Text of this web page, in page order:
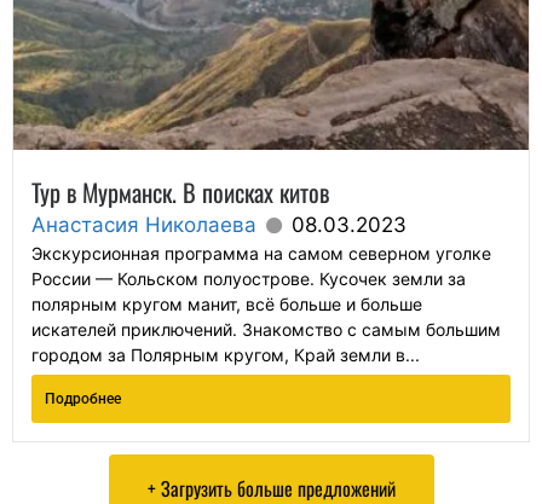
Тур в Мурманск. В поисках китов
Анастасия Николаева 08.03.2023
Экскурсионная программа на самом северном уголке
России — Кольском полуострове. Кусочек земли за
полярным кругом манит, всё больше и больше
искателей приключений. Знакомство с самым большим
городом за Полярным кругом, Край земли в...
Подробнее
+ Загрузить больше предложений